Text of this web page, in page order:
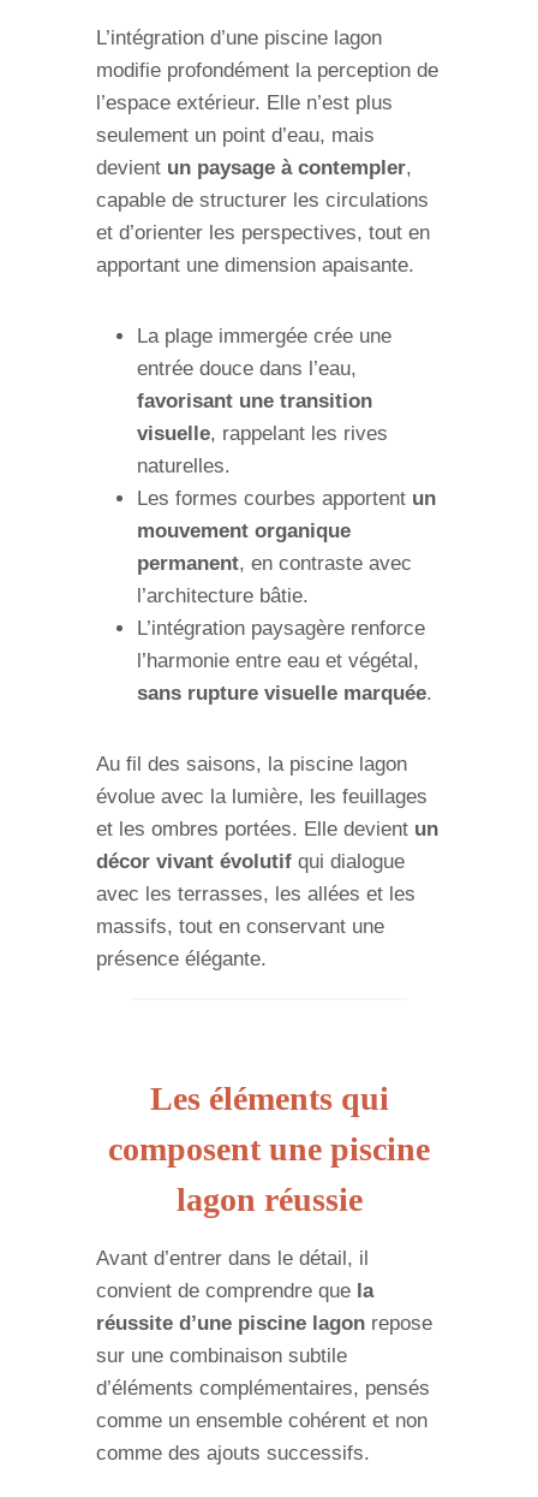
L’intégration d’une piscine lagon
modifie profondément la perception de
l’espace extérieur. Elle n’est plus
seulement un point d’eau, mais
devient un paysage à contempler,
capable de structurer les circulations
et d’orienter les perspectives, tout en
apportant une dimension apaisante.
La plage immergée crée une
entrée douce dans l’eau,
favorisant une transition
visuelle, rappelant les rives
naturelles.
Les formes courbes apportent un
mouvement organique
permanent, en contraste avec
l’architecture bâtie.
L’intégration paysagère renforce
l’harmonie entre eau et végétal,
sans rupture visuelle marquée.
Au fil des saisons, la piscine lagon
évolue avec la lumière, les feuillages
et les ombres portées. Elle devient un
décor vivant évolutif qui dialogue
avec les terrasses, les allées et les
massifs, tout en conservant une
présence élégante.
Les éléments qui
composent une piscine
lagon réussie
Avant d’entrer dans le détail, il
convient de comprendre que la
réussite d’une piscine lagon repose
sur une combinaison subtile
d’éléments complémentaires, pensés
comme un ensemble cohérent et non
comme des ajouts successifs.